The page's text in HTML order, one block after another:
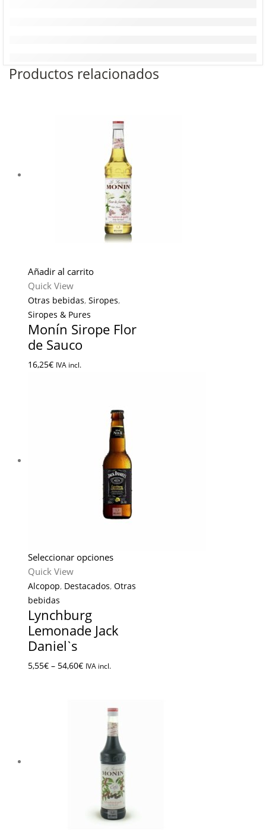
Productos relacionados
Añadir al carrito
Quick View
Otras bebidas, Siropes,
Siropes & Pures
Monín Sirope Flor
de Sauco
16,25€ IVA incl.
Seleccionar opciones
Quick View
Alcopop, Destacados, Otras
bebidas
Lynchburg
Lemonade Jack
Danielˋs
5,55€– 54,60€ IVA incl.